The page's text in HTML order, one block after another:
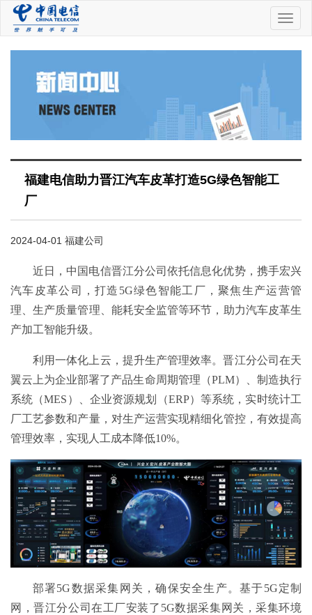
中
国
福建电信助力晋江汽车皮革打造5G绿色智能工
厂
2024-04-01 福建公司
近日，中国电信晋江分公司依托信息化优势，携手宏兴
汽车皮革公司，打造5G绿色智能工厂，聚焦生产运营管
理、生产质量管理、能耗安全监管等环节，助力汽车皮革生
产加工智能升级。
利用一体化上云，提升生产管理效率。晋江分公司在天
翼云上为企业部署了产品生命周期管理（PLM）、制造执行
系统（MES）、企业资源规划（ERP）等系统，实时统计工
厂工艺参数和产量，对生产运营实现精细化管控，有效提高
管理效率，实现人工成本降低10%。
部署5G数据采集网关，确保安全生产。基于5G定制
网，晋江分公司在工厂安装了5G数据采集网关，采集环境